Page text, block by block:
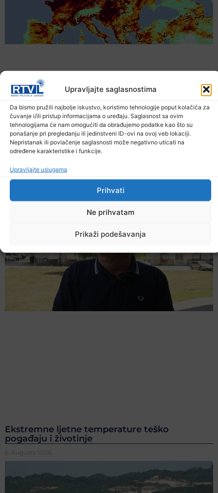
Upravljajte saglasnostima
Da bismo pružili najbolje iskustvo, koristimo tehnologije poput kolačića za
čuvanje i/ili pristup informacijama o uređaju. Saglasnost sa ovim
tehnologijama će nam omogućiti da obrađujemo podatke kao što su
ponašanje pri pregledanju ili jedinstveni ID-ovi na ovoj veb lokaciji.
Nepristanak ili povlačenje saglasnosti može negativno uticati na
određene karakteristike i funkcije.
Upravljajte uslugama
Prihvati
Ne prihvatam
Prikaži podešavanja
prijete Balkanu, u rizičnoj zoni nalazi se i BiH
Ekstremne ljetne temperature teško
pogađaju i životinje
6. Augusta 2026.